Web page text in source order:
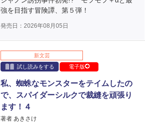
強を目指す冒険譚、第５弾！
発売日：2026年08月05日
新文芸
試し読みをする
電子版
私、蜘蛛なモンスターをテイムしたの
で、スパイダーシルクで裁縫を頑張り
ます！４
著者 あきさけ